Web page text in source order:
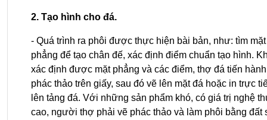
2. Tạo hình cho đá.
- Quá trình ra phôi được thực hiện bài bản, như: tìm mặt
phẳng để tạo chân đế, xác định điểm chuẩn tạo hình.
xác định được mặt phẳng và các điểm, thợ đá tiến
phác thảo trên giấy, sau đó vẽ lên mặt đá hoặc in trực
lên tảng đá. Với những sản phẩm khó, có giá trị nghệ
cao, người thợ phải vẽ phác thảo và làm phôi bằng đất